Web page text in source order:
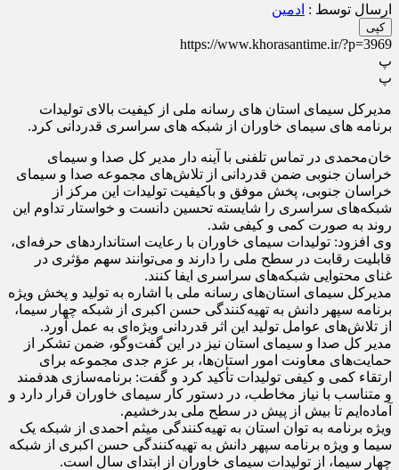
ارسال توسط : ادمین
کپی
https://www.khorasantime.ir/?p=3969
پ
پ
مدیرکل سیمای استان های رسانه ملی از کیفیت بالای تولیدات
برنامه های سیمای خاوران از شبکه های سراسری قدردانی کرد.
خان‌محمدی در تماس تلفنی با آینه دار مدیر کل صدا و سیمای
خراسان جنوبی ضمن قدردانی از تلاش‌های مجموعه صدا و سیمای
خراسان جنوبی، پخش موفق و باکیفیت تولیدات این مرکز از
شبکه‌های سراسری را شایسته تحسین دانست و خواستار تداوم این
روند به صورت کمی و کیفی شد.
وی افزود: تولیدات سیمای خاوران با رعایت استاندارد‌های حرفه‌ای،
قابلیت رقابت در سطح ملی را دارند و می‌توانند سهم مؤثری در
غنای محتوایی شبکه‌های سراسری ایفا کنند.
مدیرکل سیمای استان‌های رسانه ملی با اشاره به تولید و پخش ویژه
برنامه سپهر دانش به تهیه‌کنندگی حسن اکبری از شبکه چهار سیما،
از تلاش‌های عوامل تولید این اثر قدردانی ویژه‌ای به عمل آورد.
مدیر کل صدا و سیمای استان نیز در این گفت‌و‌گو، ضمن تشکر از
حمایت‌های معاونت امور استان‌ها، بر عزم جدی مجموعه برای
ارتقاء کمی و کیفی تولیدات تأکید کرد و گفت: برنامه‌سازی هدفمند
و متناسب با نیاز مخاطب، در دستور کار سیمای خاوران قرار دارد و
آماده‌ایم تا بیش از پیش در سطح ملی بدرخشیم.
ویژه برنامه به توان استان به تهیه‌کنندگی میثم احمدی از شبکه یک
سیما و ویژه برنامه سپهر دانش به تهیه‌کنندگی حسن اکبری از شبکه
چهار سیما، از تولیدات سیمای خاوران از ابتدای سال است.